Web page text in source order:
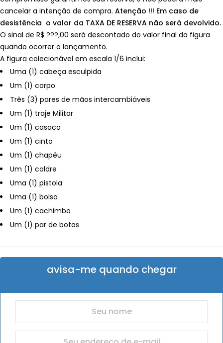
cancelar a intenção de compra. Atenção !!! Em caso de
desistência o valor da TAXA DE RESERVA não será devolvido.
O sinal de R$ ???,00 será descontado do valor final da figura
quando ocorrer o lançamento.
A figura colecionável em escala 1/6 inclui:
Uma (1) cabeça esculpida
Um (1) corpo
Três (3) pares de mãos intercambiáveis
Um (1) traje Militar
Um (1) casaco
Um (1) cinto
Um (1) chapéu
Um (1) coldre
Uma (1) pistola
Uma (1) bolsa
Um (1) cachimbo
Um (1) par de botas
avisa-me quando chegar